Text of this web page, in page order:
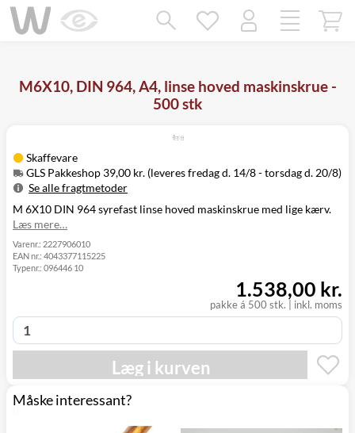
M6X10, DIN 964, A4, linse hoved maskinskrue -
500 stk
Skaffevare
GLS Pakkeshop 39,00 kr. (leveres fredag d. 14/8 - torsdag d. 20/8)
Se alle fragtmetoder
Metode
Pris Leveres
GLS Pakkeshop
torsdag d. 20/8
GLS Erhverv
Fredag d. 14/8
torsdag d. 20/8
Svenstrup
(9230)
0,00 kr.
Torsdag d. 13/8
-
M 6X10 DIN 964 syrefast linse hoved maskinskrue med lige kærv.
Læs mere…
Varenr.: 2227906010
EAN nr.: 4043377115225
Typenr.: 096446 10
pakke á 500 stk. | inkl. moms
1.538,00 kr.
Læg i kurven
Måske interessant?
Mangler chatten?
Ret samtykke!